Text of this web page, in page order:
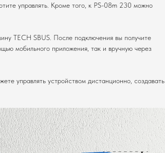
управлять. Кроме того, к PS-08m 230 можно
TECH SBUS. После подключения вы получите
мобильного приложения, так и вручную через
управлять устройством дистанционно, создавать